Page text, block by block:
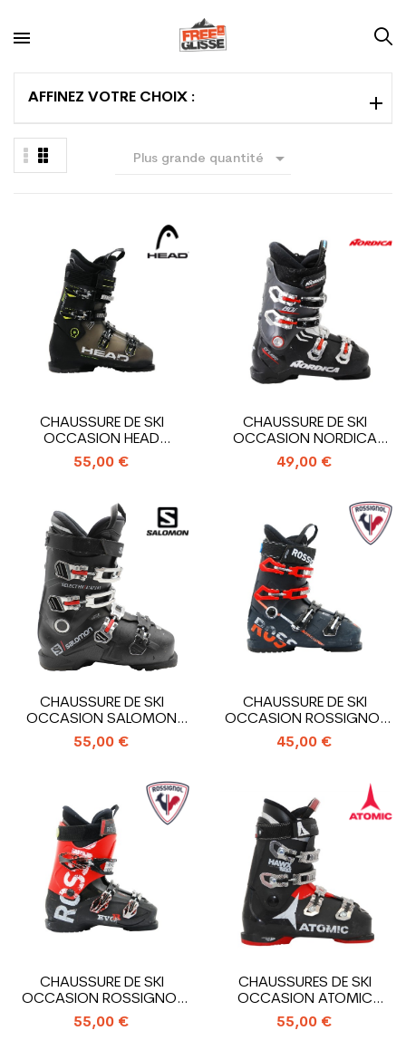
AFFINEZ VOTRE CHOIX :
Plus grande quantité 
CHAUSSURE DE SKI
OCCASION HEAD
ADVANT EDGE 85
55,00 €
CHAUSSURE DE SKI
OCCASION NORDICA
CRUISE 80 XR
49,00 €
CHAUSSURE DE SKI
OCCASION SALOMON
SELECT HV R90
55,00 €
CHAUSSURE DE SKI
OCCASION ROSSIGNOL
SPEED RENTAL
45,00 €
CHAUSSURE DE SKI
OCCASION ROSSIGNOL
EVO R
55,00 €
CHAUSSURES DE SKI
OCCASION ATOMIC
HAWX MAGNA R 80/S
55,00 €